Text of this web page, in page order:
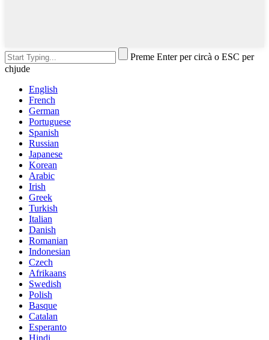
Preme Enter per circà o ESC per
chjude
English
French
German
Portuguese
Spanish
Russian
Japanese
Korean
Arabic
Irish
Greek
Turkish
Italian
Danish
Romanian
Indonesian
Czech
Afrikaans
Swedish
Polish
Basque
Catalan
Esperanto
Hindi